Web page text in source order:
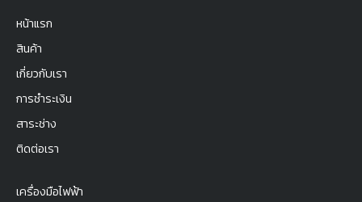
หน้าแรก
สินค้า
เกี่ยวกับเรา
การชำระเงิน
สาระช่าง
ติดต่อเรา
เครื่องมือไฟฟ้า